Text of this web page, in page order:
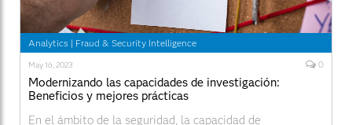
Analytics | Fraud & Security Intelligence
May 16, 2023 0
Modernizando las capacidades de investigación:
Beneficios y mejores prácticas
En el ámbito de la seguridad, la capacidad de